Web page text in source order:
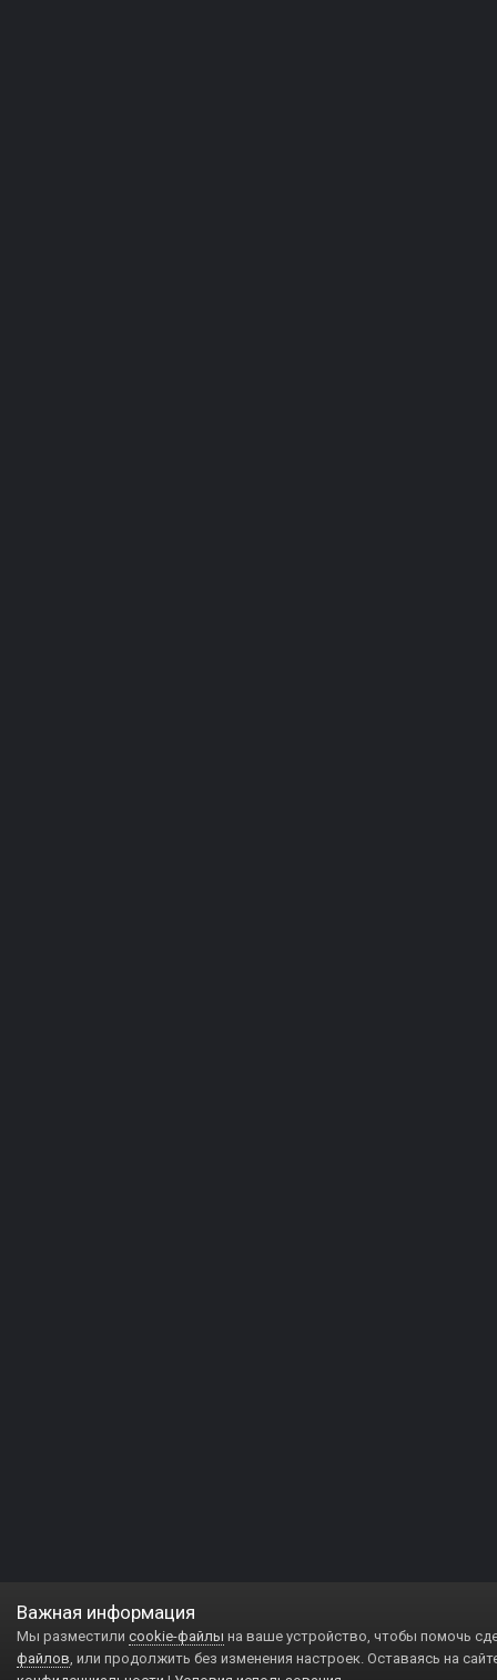
Важная информация
Мы разместили cookie-файлы на ваше устройство, чтобы помочь
файлов, или продолжить без изменения настроек. Оставаясь на